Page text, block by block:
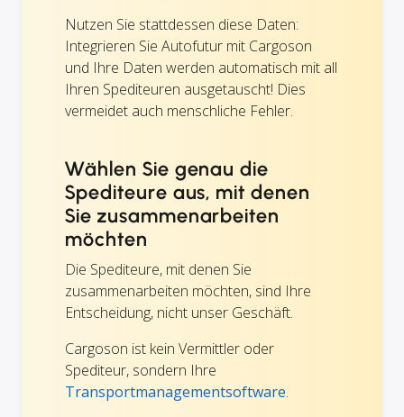
Nutzen Sie stattdessen diese Daten:
Integrieren Sie Autofutur mit Cargoson
und Ihre Daten werden automatisch mit all
Ihren Spediteuren ausgetauscht! Dies
vermeidet auch menschliche Fehler.
Wählen Sie genau die
Spediteure aus, mit denen
Sie zusammenarbeiten
möchten
Die Spediteure, mit denen Sie
zusammenarbeiten möchten, sind Ihre
Entscheidung, nicht unser Geschäft.
Cargoson ist kein Vermittler oder
Spediteur, sondern Ihre
Transportmanagementsoftware.